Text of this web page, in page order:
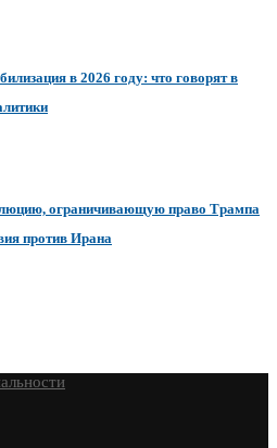
в 2026 году: что говорят в
ограничивающую право Трампа
против Ирана